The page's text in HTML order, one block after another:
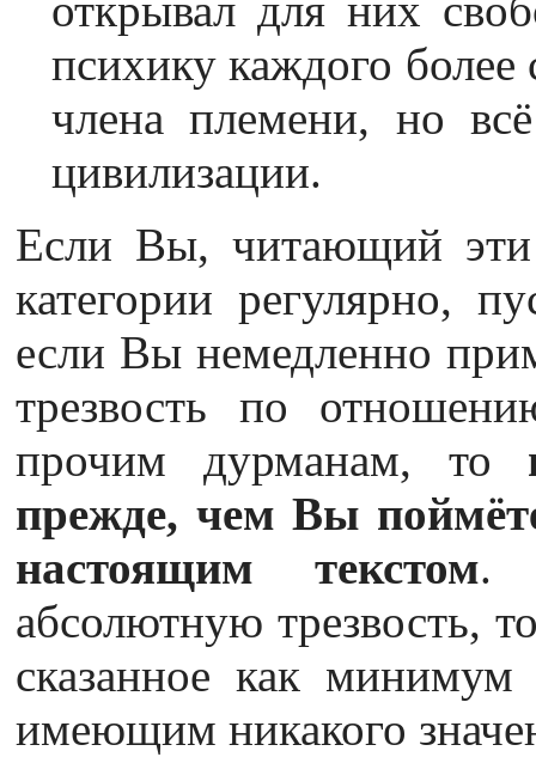
открывал для них
психику каждого
члена племени, но
цивилизации.
Если Вы, читающий эти
категории регулярно,
если Вы немедленно
трезвость по
прочим дурманам, то
прежде, чем Вы
настоящим текстом.
абсолютную трезвость,
сказанное как
имеющим никакого